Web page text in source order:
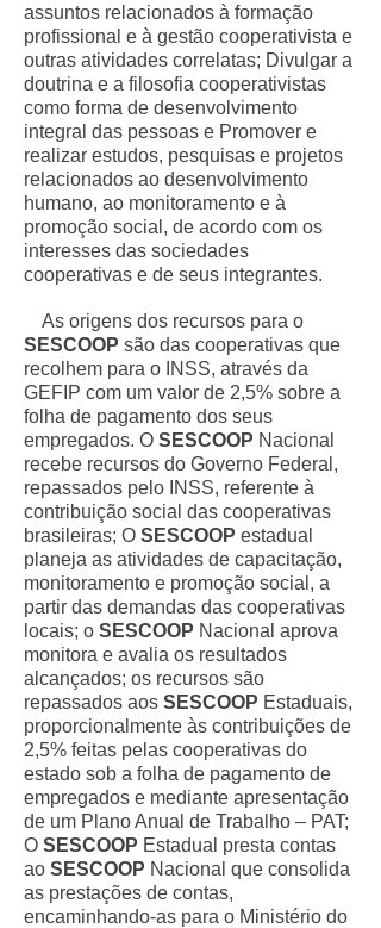
assuntos relacionados à formação
profissional e à gestão cooperativista e
outras atividades correlatas; Divulgar a
doutrina e a filosofia cooperativistas
como forma de desenvolvimento
integral das pessoas e Promover e
realizar estudos, pesquisas e projetos
relacionados ao desenvolvimento
humano, ao monitoramento e à
promoção social, de acordo com os
interesses das sociedades
cooperativas e de seus integrantes.
As origens dos recursos para o
SESCOOP são das cooperativas que
recolhem para o INSS, através da
GEFIP com um valor de 2,5% sobre a
folha de pagamento dos seus
empregados. O SESCOOP Nacional
recebe recursos do Governo Federal,
repassados pelo INSS, referente à
contribuição social das cooperativas
brasileiras; O SESCOOP estadual
planeja as atividades de capacitação,
monitoramento e promoção social, a
partir das demandas das cooperativas
locais; o SESCOOP Nacional aprova
monitora e avalia os resultados
alcançados; os recursos são
repassados aos SESCOOP Estaduais,
proporcionalmente às contribuições de
2,5% feitas pelas cooperativas do
estado sob a folha de pagamento de
empregados e mediante apresentação
de um Plano Anual de Trabalho – PAT;
O SESCOOP Estadual presta contas
ao SESCOOP Nacional que consolida
as prestações de contas,
encaminhando-as para o Ministério do